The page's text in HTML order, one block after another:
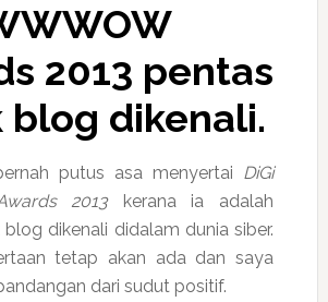
2013 pentas
blog dikenali.
putus asa menyertai DiGi
2013kerana ia adalah
dikenali didalam dunia siber.
tetap akan ada dan saya
dari sudut positif.